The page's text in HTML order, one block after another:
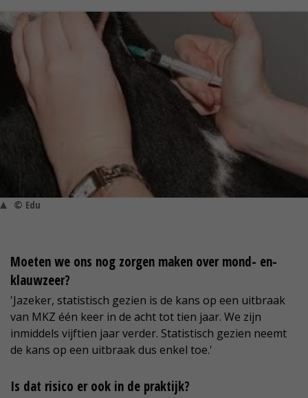
© Edu
Moeten we ons nog zorgen maken over mond- en-
klauwzeer?
'Jazeker, statistisch gezien is de kans op een uitbraak
van MKZ één keer in de acht tot tien jaar. We zijn
inmiddels vijftien jaar verder. Statistisch gezien neemt
de kans op een uitbraak dus enkel toe.'
Is dat risico er ook in de praktijk?